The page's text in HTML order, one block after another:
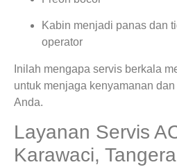
Kabin menjadi panas dan
operator
Inilah mengapa servis berkala
untuk menjaga kenyamanan
Anda.
Layanan Servis
Karawaci,